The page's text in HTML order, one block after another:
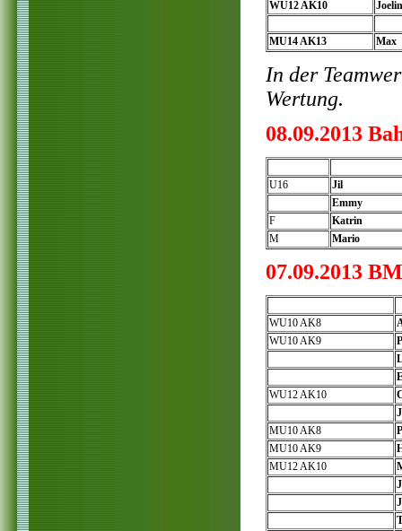
WU12 AK10
MU14 AK13 Max
In der
Wertung.
08.09.2013
U16
Jil
Emmy
F
Katrin
M
Mario
07.09.2013
WU10 AK8
WU10 AK9
WU12 AK10
MU10 AK8
MU10 AK9
MU12 AK10